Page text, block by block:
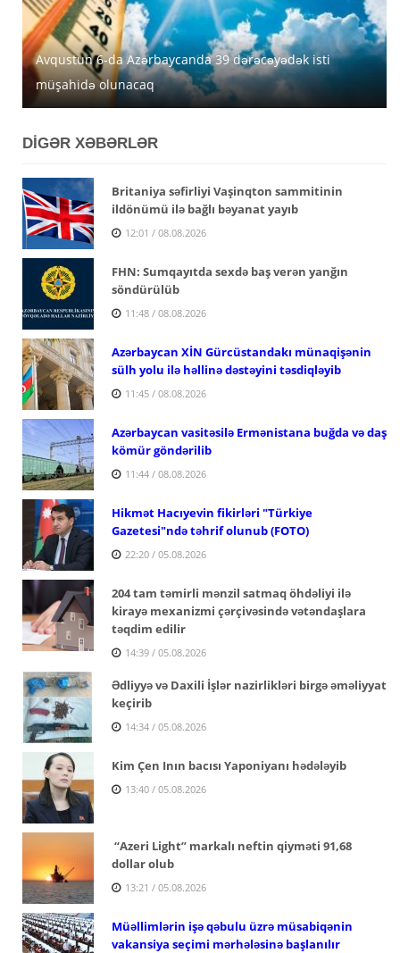
Avqustun 6-da Azərbaycanda 39 dərəcəyədək isti
müşahidə olunacaq
Azərbaycanda avqustun 5-nə gözlənilən hava şəraiti
açıqlanıb
MİDA Lənkəran, Şirvan və Yevlaxda güzəştli mənzilləri
satışa çıxarır
DİGƏR XƏBƏRLƏR
Britaniya səfirliyi Vaşinqton sammitinin
ildönümü ilə bağlı bəyanat yayıb
12:01 / 08.08.2026
FHN: Sumqayıtda sexdə baş verən yanğın
söndürülüb
11:48 / 08.08.2026
Azərbaycan XİN Gürcüstandakı münaqişənin
sülh yolu ilə həllinə dəstəyini təsdiqləyib
11:45 / 08.08.2026
Azərbaycan vasitəsilə Ermənistana buğda və daş
kömür göndərilib
11:44 / 08.08.2026
Hikmət Hacıyevin fikirləri "Türkiye
Gazetesi"ndə təhrif olunub (FOTO)
22:20 / 05.08.2026
204 tam təmirli mənzil satmaq öhdəliyi ilə
kirayə mexanizmi çərçivəsində vətəndaşlara
təqdim edilir
14:39 / 05.08.2026
Ədliyyə və Daxili İşlər nazirlikləri birgə əməliyyat
keçirib
14:34 / 05.08.2026
Kim Çen Inın bacısı Yaponiyanı hədələyib
13:40 / 05.08.2026
“Azeri Light” markalı neftin qiyməti 91,68
dollar olub
13:21 / 05.08.2026
Müəllimlərin işə qəbulu üzrə müsabiqənin
vakansiya seçimi mərhələsinə başlanılır